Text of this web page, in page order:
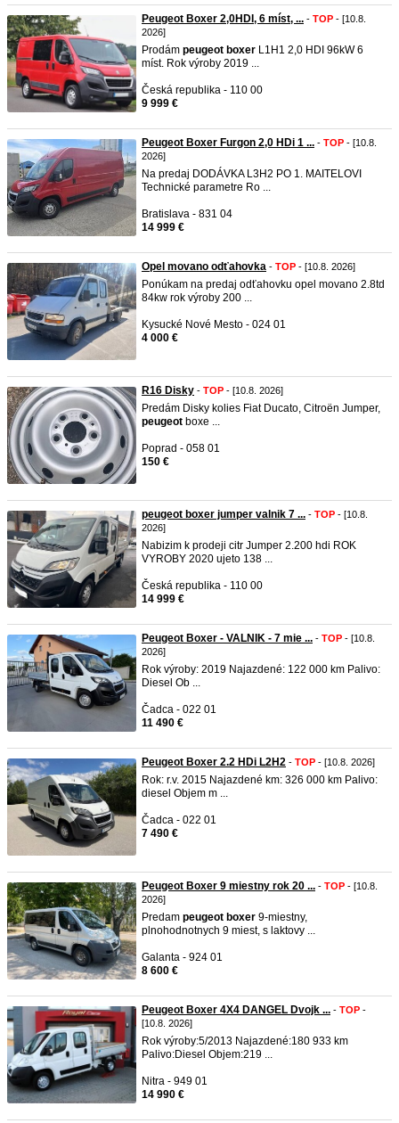
Peugeot Boxer 2,0HDI, 6 míst, ... - TOP - [10.8.
2026]
Prodám peugeot boxer L1H1 2,0 HDI 96kW 6
míst. Rok výroby 2019 ...
Česká republika - 110 00
9 999 €
Peugeot Boxer Furgon 2,0 HDi 1 ... - TOP - [10.8.
2026]
Na predaj DODÁVKA L3H2 PO 1. MAITELOVI
Technické parametre Ro ...
Bratislava - 831 04
14 999 €
Opel movano odťahovka - TOP - [10.8. 2026]
Ponúkam na predaj odťahovku opel movano 2.8td
84kw rok výroby 200 ...
Kysucké Nové Mesto - 024 01
4 000 €
R16 Disky - TOP - [10.8. 2026]
Predám Disky kolies Fiat Ducato, Citroën Jumper,
peugeot boxe ...
Poprad - 058 01
150 €
peugeot boxer jumper valnik 7 ... - TOP - [10.8.
2026]
Nabizim k prodeji citr Jumper 2.200 hdi ROK
VYROBY 2020 ujeto 138 ...
Česká republika - 110 00
14 999 €
Peugeot Boxer - VALNIK - 7 mie ... - TOP - [10.8.
2026]
Rok výroby: 2019 Najazdené: 122 000 km Palivo:
Diesel Ob ...
Čadca - 022 01
11 490 €
Peugeot Boxer 2.2 HDi L2H2 - TOP - [10.8. 2026]
Rok: r.v. 2015 Najazdené km: 326 000 km Palivo:
diesel Objem m ...
Čadca - 022 01
7 490 €
Peugeot Boxer 9 miestny rok 20 ... - TOP - [10.8.
2026]
Predam peugeot boxer 9-miestny,
plnohodnotnych 9 miest, s laktovy ...
Galanta - 924 01
8 600 €
Peugeot Boxer 4X4 DANGEL Dvojk ... - TOP -
[10.8. 2026]
Rok výroby:5/2013 Najazdené:180 933 km
Palivo:Diesel Objem:219 ...
Nitra - 949 01
14 990 €